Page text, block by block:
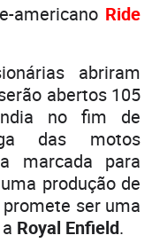
americano Ride
abriram
abertos 105
no fim de
das motos
marcada para
produção de
ser uma
Royal Enfield.